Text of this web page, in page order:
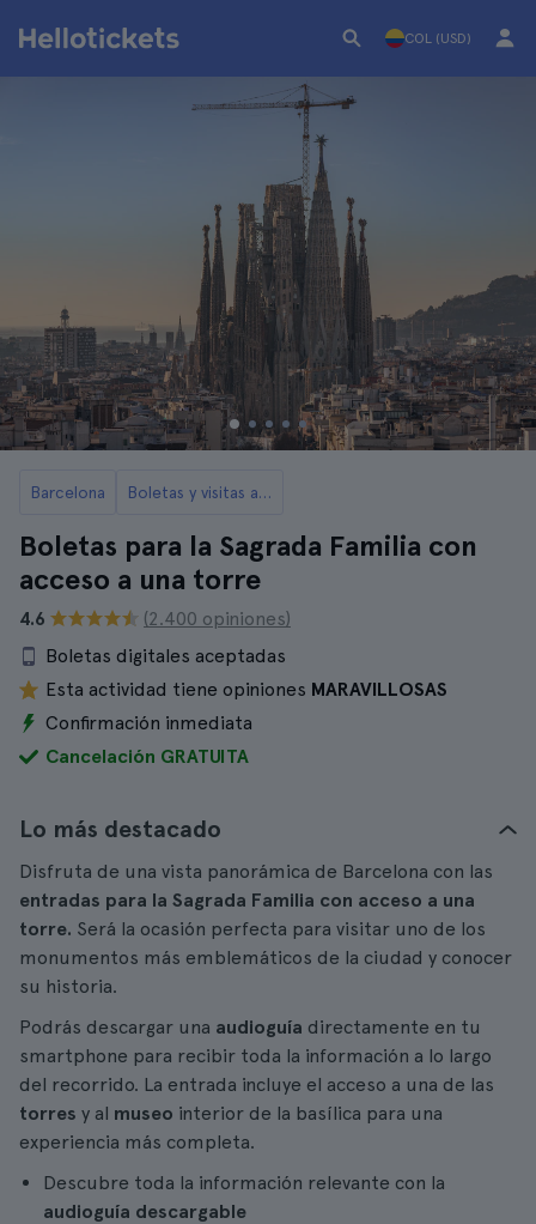
COL (USD)
Barcelona Boletas y visitas a la Sagrada Familia de Barcelona
Boletas para la Sagrada Familia con
acceso a una torre
4.6
(2.400 opiniones)
Boletas digitales aceptadas
Esta actividad tiene opiniones MARAVILLOSAS
Confirmación inmediata
Cancelación GRATUITA
Lo más destacado
Disfruta de una vista panorámica de Barcelona con las
entradas para la Sagrada Familia con acceso a una
torre. Será la ocasión perfecta para visitar uno de los
monumentos más emblemáticos de la ciudad y conocer
su historia.
Podrás descargar una audioguía directamente en tu
smartphone para recibir toda la información a lo largo
del recorrido. La entrada incluye el acceso a una de las
torres y al museo interior de la basílica para una
experiencia más completa.
Descubre toda la información relevante con la
audioguía descargable